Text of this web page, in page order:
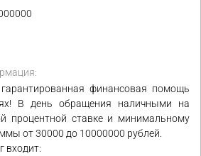
финансовая помощь
В день обращения наличными на
процентной ставке и минимальному
от 30000 до 10000000 рублей.
входит: